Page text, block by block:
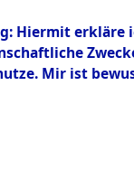
Hiermit erkläre
Mir ist